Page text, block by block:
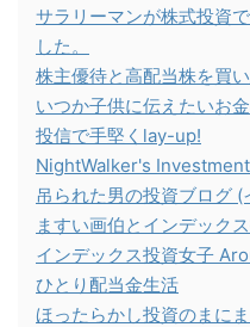
サラリーマンが株式投資
した。
株主優待と高配当株を買
いつか子供に伝えたいお
投信で手堅くlay-up!
NightWalker's
吊られた男の投資ブログ (
ますい画伯とインデック
インデックス投資女子
ひとり配当金生活
ほったらかし投資のまに